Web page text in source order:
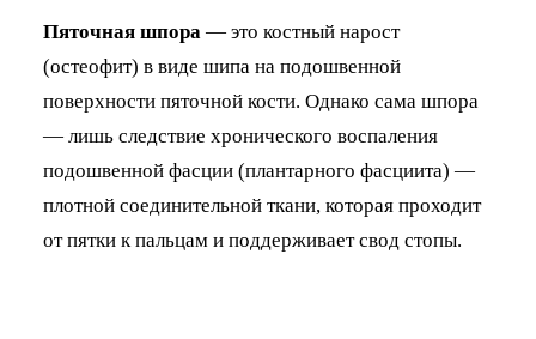
Пяточная шпора — это костный нарост
(остеофит) в виде шипа на подошвенной
поверхности пяточной кости. Однако сама шпора
— лишь следствие хронического воспаления
подошвенной фасции (плантарного фасциита) —
плотной соединительной ткани, которая проходит
от пятки к пальцам и поддерживает свод стопы.